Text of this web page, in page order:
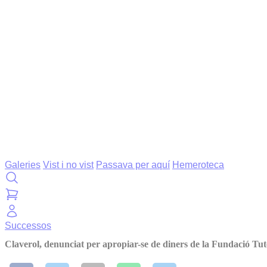
Galeries Vist i no vist Passava per aquí Hemeroteca
Successos
Claverol, denunciat per apropiar-se de diners de la Fundació